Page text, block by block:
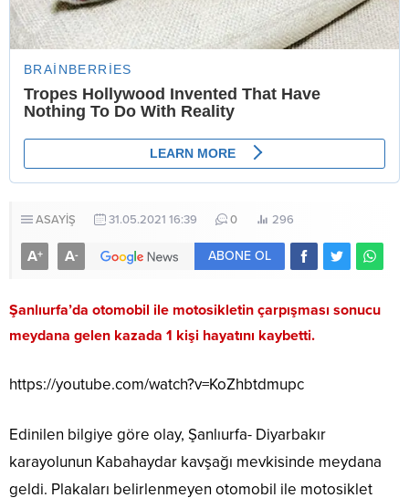
ASAYİŞ 31.05.2021 16:39 0 296
A+ A- ABONE OL
Şanlıurfa’da otomobil ile motosikletin çarpışması sonucu
meydana gelen kazada 1 kişi hayatını kaybetti.
https://youtube.com/watch?v=KoZhbtdmupc
Edinilen bilgiye göre olay, Şanlıurfa- Diyarbakır
karayolunun Kabahaydar kavşağı mevkisinde meydana
geldi. Plakaları belirlenmeyen otomobil ile motosiklet